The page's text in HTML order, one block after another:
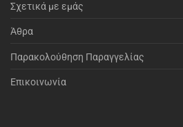
Σχετικά με εμάς
Άθρα
Παρακολούθηση Παραγγελίας
Επικοινωνία